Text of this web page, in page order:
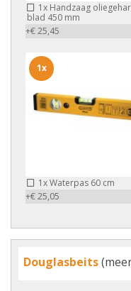
1x Handzaag
blad 450 mm
+€ 25,45
1xWaterpas 60 cm
+€ 25,05
1x
Douglasbeits